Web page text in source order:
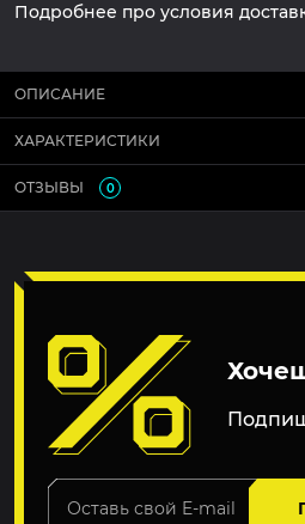
Подробнее про условия
ОПИСАНИЕ
ХАРАКТЕРИСТИКИ
ОТЗЫВЫ 0